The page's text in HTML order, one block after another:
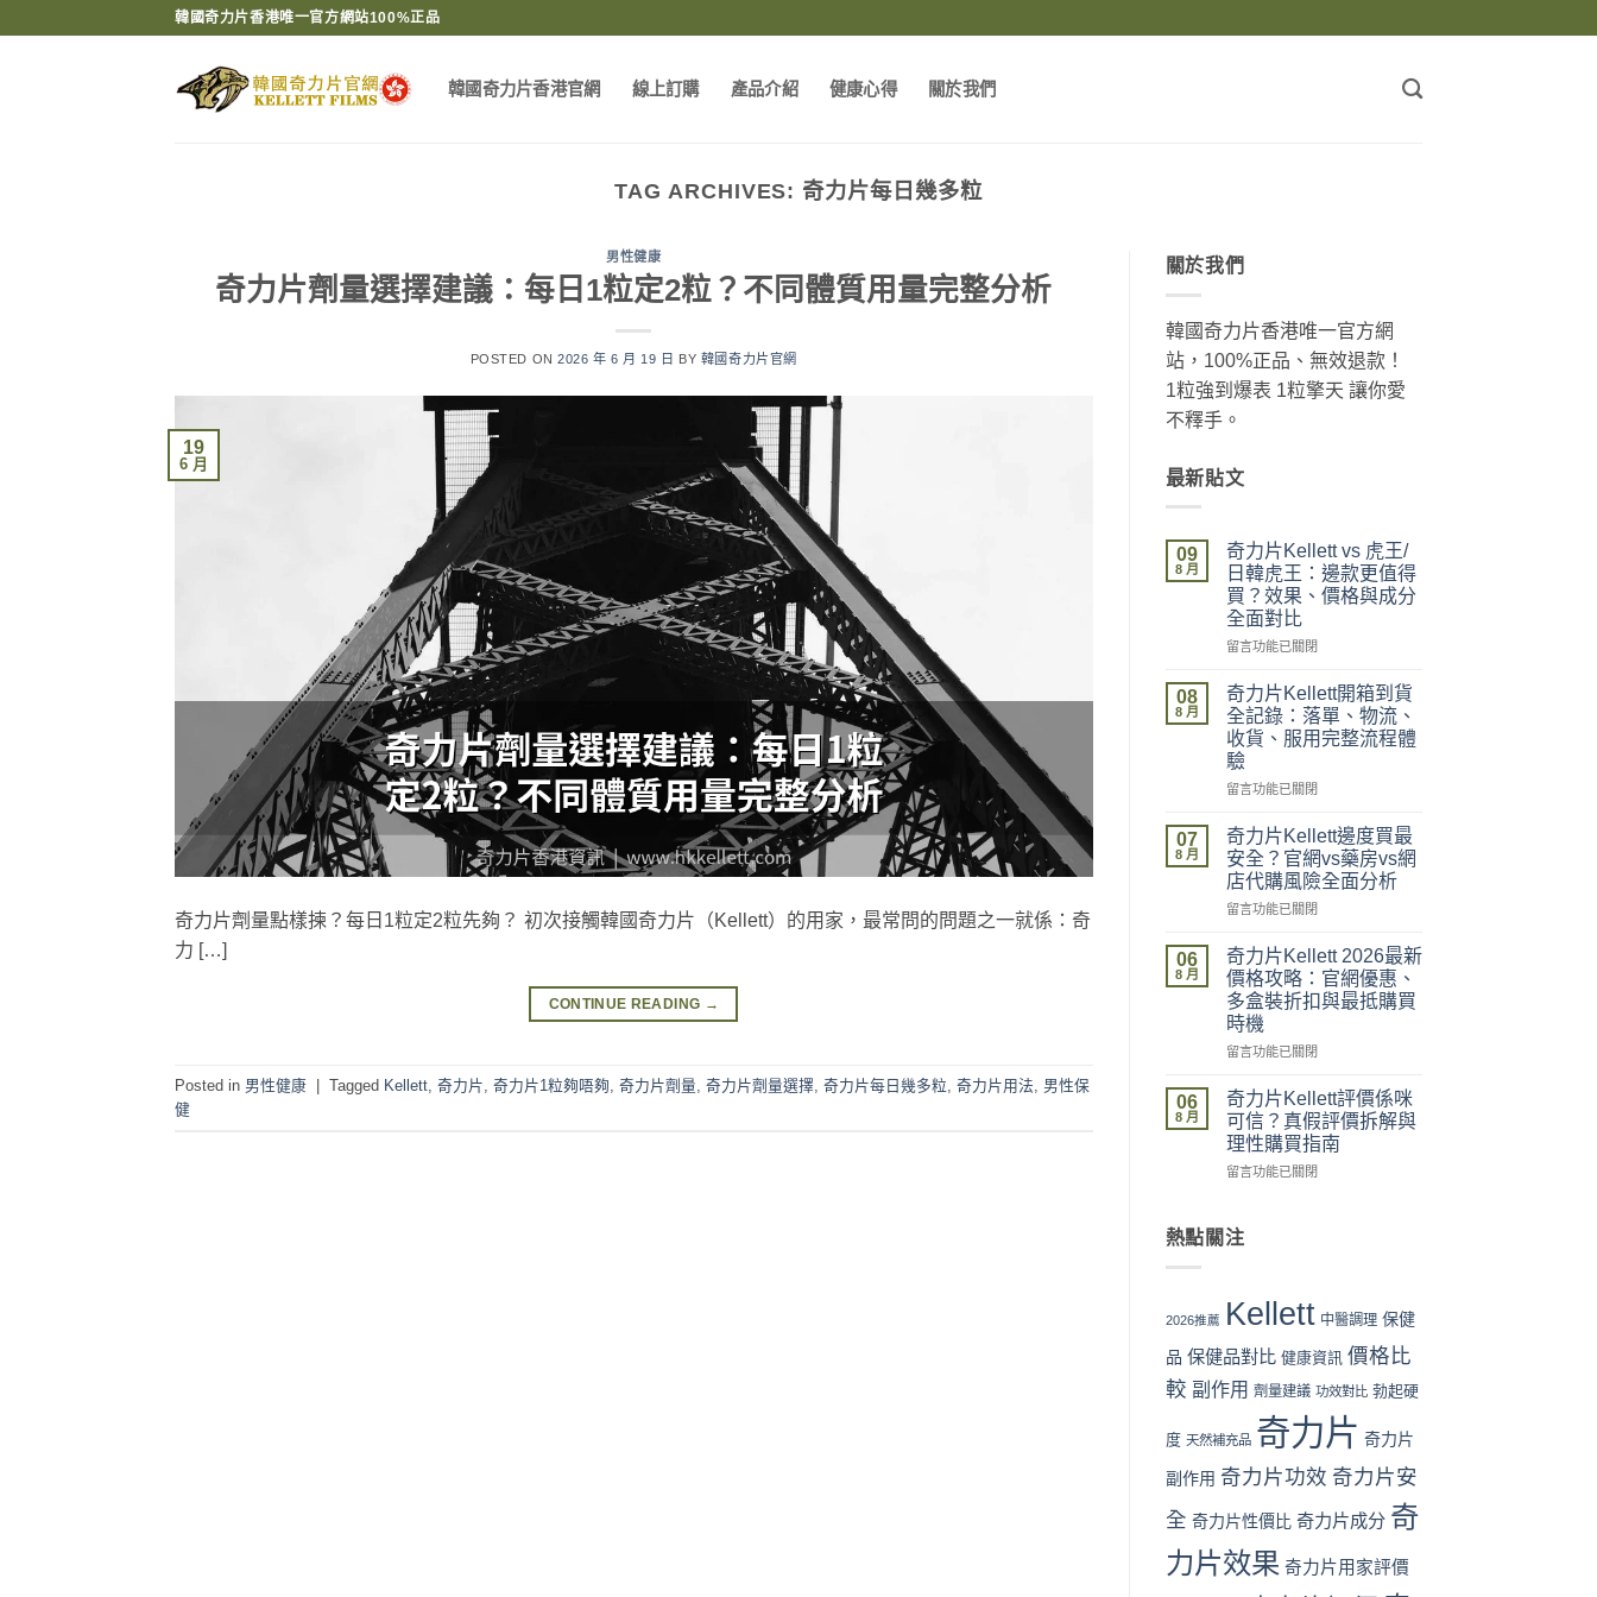
韓國奇力片香港唯一官方網站100%正品
韓國奇力片香港官網 線上訂購 產品介紹 健康心得 關於我們
TAG ARCHIVES: 奇力片每日幾多粒
男性健康
奇力片劑量選擇建議：每日1粒定2粒？不同體質用量完整分析
POSTED ON2026 年 6 月 19 日 BY 韓國奇力片官網
19
6 月
奇力片劑量點樣揀？每日1粒定2粒先夠？ 初次接觸韓國奇力片（Kellett）的用家，最常問的問題之一就係：奇
力 […]
CONTINUE READING →
Posted in 男性健康 | Tagged Kellett 奇力片 奇力片1粒夠唔夠 奇力片劑量 奇力片劑量選擇 奇力片每日幾多粒 奇力片用法
男性保
健
關於我們
韓國奇力片香港唯一官方網
站，100%正品、無效退款！
1粒強到爆表 1粒擎天 讓你愛
不釋手。
最新貼文
09
8 月
奇力片Kellett vs 虎王/
日韓虎王：邊款更值得
買？效果、價格與成分
全面對比
在
力
片
Kellett
vs
虎
王/
韓
虎
王：
邊
款
值
得
買？
效
果、
價
與
成
分
全
面
中
留言功能已關閉
08
8 月
奇力片Kellett開箱到貨
全記錄：落單、物流、
收貨、服用完整流程體
驗
在
力
片
Kellett
開
箱
貨
全
記
錄：
落
單、
流、
收
貨、
服
用
流
中
留言功能已關閉
07
8 月
奇力片Kellett邊度買最
安全？官網vs藥房vs網
店代購風險全面分析
在
力
片
Kellett
邊
度
買
安
全？
官
網
vs
vs
購
險
面
析〉
留言功能已關閉
06
8 月
奇力片Kellett 2026最新
價格攻略：官網優惠、
多盒裝折扣與最抵購買
時機
在
力
片
Kellett
2026
最
格
網
惠、
盒
折
與
抵
買
時
留言功能已關閉
06
8 月
奇力片Kellett評價係咪
可信？真假評價拆解與
理性購買指南
在
片
係
可
真
評
拆
與
性
購
留言功能已關閉
熱點關注
2026推薦 Kellett 中醫調理 保健
品 保健品對比 健康資訊 價格比
較 副作用 劑量建議 功效對比 勃起硬
度 天然補充品 奇力片 奇力片
副作用 奇力片功效 奇力片安
全 奇力片性價比 奇力片成分 奇
力片效果 奇力片用家評價